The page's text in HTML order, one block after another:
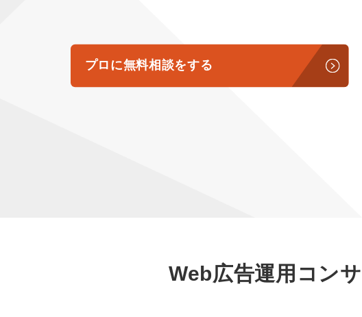
認定パ
動画デ
常勤監
プロに無料相談をする
Web広告運用コン